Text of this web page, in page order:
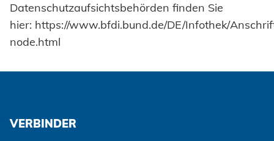
Datenschutzaufsichtsbehörden finden Sie
hier: https://www.bfdi.bund.de/DE/Infothek/
node.html
VERBINDER